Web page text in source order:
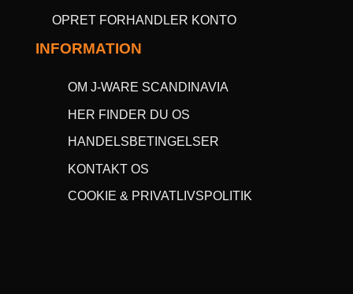
OPRET FORHANDLER KONTO
INFORMATION
OM J-WARE SCANDINAVIA
HER FINDER DU OS
HANDELSBETINGELSER
KONTAKT OS
COOKIE & PRIVATLIVSPOLITIK